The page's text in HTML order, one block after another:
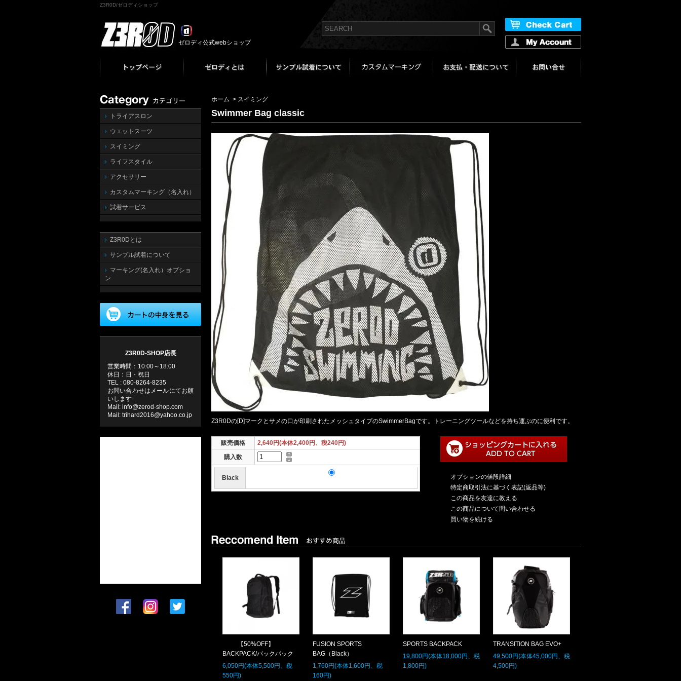
Z3R0D/ゼロディショップ
ゼロディ公式webショップ
トライアスロン
ウエットスーツ
スイミング
ライフスタイル
アクセサリー
カスタムマーキング（名入れ）
試着サービス
Z3R0Dとは
サンプル試着について
マーキング(名入れ）オプショ
ン
Z3R0D-SHOP店長
営業時間：10:00～18:00
休日：日・祝日
TEL : 080-8264-8235
お問い合わせはメールにてお願
いします
Mail: info@zerod-shop.com
Mail: trihard2016@yahoo.co.jp
ホーム > スイミング
Swimmer Bag classic
Z3R0Dの[D]マークとサメの口が印刷されたメッシュタイプのSwimmerBagです。トレーニングツールなどを持ち運ぶのに便利です。
販売価格
2,640円(本体2,400円、税240円)
購入数
Black
オプションの値段詳細
特定商取引法に基づく表記(返品等)
この商品を友達に教える
この商品について問い合わせる
買い物を続ける
【50%OFF】
BACKPACK/バックパック
6,050円(本体5,500円、税
550円)
FUSION SPORTS
BAG（Black）
1,760円(本体1,600円、税
160円)
SPORTS BACKPACK
19,800円(本体18,000円、税
1,800円)
TRANSITION BAG EVO+
49,500円(本体45,000円、税
4,500円)